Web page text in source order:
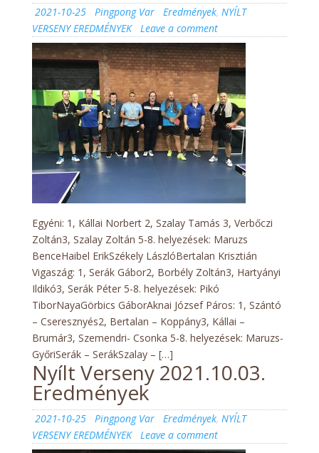
Posted
on
2021-10-25 Author
Pingpong Var Categories
Eredmények, NYÍLT
VERSENY EREDMÉNYEK
Leave a commenton
Nyílt
verseny
2021.10.10.
Eredmények
Egyéni: 1, Kállai Norbert 2, Szalay Tamás 3, Verbőczi
Zoltán3, Szalay Zoltán 5-8. helyezések: Maruzs
BenceHaibel ErikSzékely LászlóBertalan Krisztián
Vigaszág: 1, Serák Gábor2, Borbély Zoltán3, Hartyányi
Ildikó3, Serák Péter 5-8. helyezések: Pikó
TiborNayaGörbics GáborAknai József Páros: 1, Szántó
– Cseresznyés2, Bertalan – Koppány3, Kállai –
Brumár3, Szemendri- Csonka 5-8. helyezések: Maruzs-
GyőriSerák – SerákSzalay – […]
Nyílt Verseny 2021.10.03.
Eredmények
Posted
on
2021-10-25 Author
Pingpong Var Categories
Eredmények, NYÍLT
VERSENY EREDMÉNYEK
Leave a commenton